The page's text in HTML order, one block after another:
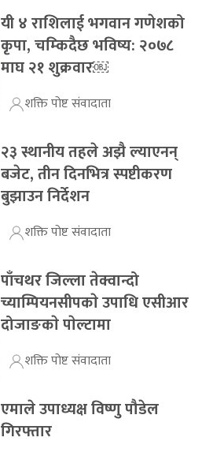
यी ४ राशिलाई भगवान गणेशको
कृपा, चम्किदैछ भविष्य: २०७८
माघ २१ शुक्रवार￼
शक्ति पोष्ट संवादाता
२३ स्थानीय तहले अझै ल्याएनन्
बजेट, तीन दिनभित्र स्पष्टीकरण
बुझाउन निर्देशन
शक्ति पोष्ट संवादाता
पाँचथर जिल्ला तेक्वान्दो
च्याम्पियनसीपकाे उपाधि एसीआर
दोजाङकाे पाेल्टामा
शक्ति पोष्ट संवादाता
एमाले उपाध्यक्ष विष्णु पौडेल
गिरफ्तार